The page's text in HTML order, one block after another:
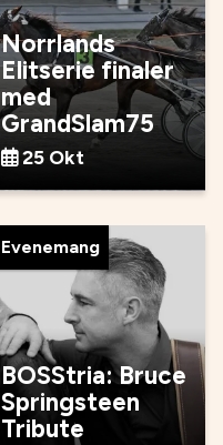
Norrlands
Elitserie finaler
med
GrandSlam75
25 Okt
Evenemang
BOSStria: Bruce
Springsteen
Tribute